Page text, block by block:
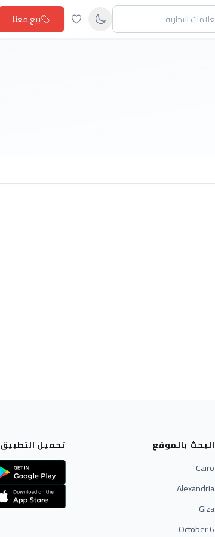
بيع معنا
البحث بالموقع
Cairo
Alexandria
Giza
6 October
تحميل التطبيق